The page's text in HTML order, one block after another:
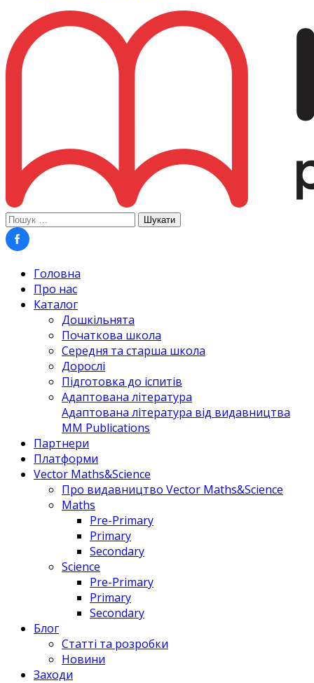
Пошук:
Головна
Про нас
Каталог
Дошкільнята
Початкова школа
Середня та старша школа
Дорослі
Підготовка до іспитів
Адаптована література
Адаптована література від видавництва
MM Publications
Партнери
Платформи
Vector Maths&Science
Про видавництво Vector Maths&Science
Maths
Pre-Primary
Primary
Secondary
Science
Pre-Primary
Primary
Secondary
Блог
Статті та розробки
Новини
Заходи